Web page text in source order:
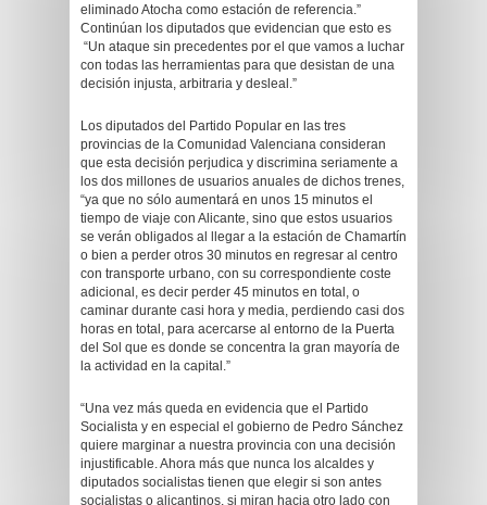
eliminado Atocha como estación de referencia.”
Continúan los diputados que evidencian que esto es
“Un ataque sin precedentes por el que vamos a luchar
con todas las herramientas para que desistan de una
decisión injusta, arbitraria y desleal.”
Los diputados del Partido Popular en las tres
provincias de la Comunidad Valenciana consideran
que esta decisión perjudica y discrimina seriamente a
los dos millones de usuarios anuales de dichos trenes,
“ya que no sólo aumentará en unos 15 minutos el
tiempo de viaje con Alicante, sino que estos usuarios
se verán obligados al llegar a la estación de Chamartín
o bien a perder otros 30 minutos en regresar al centro
con transporte urbano, con su correspondiente coste
adicional, es decir perder 45 minutos en total, o
caminar durante casi hora y media, perdiendo casi dos
horas en total, para acercarse al entorno de la Puerta
del Sol que es donde se concentra la gran mayoría de
la actividad en la capital.”
“Una vez más queda en evidencia que el Partido
Socialista y en especial el gobierno de Pedro Sánchez
quiere marginar a nuestra provincia con una decisión
injustificable. Ahora más que nunca los alcaldes y
diputados socialistas tienen que elegir si son antes
socialistas o alicantinos, si miran hacia otro lado con